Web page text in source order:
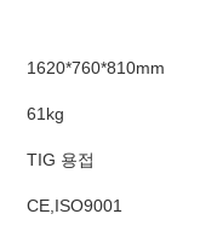
1620*760*810mm
61kg
TIG 용접
CE,ISO9001